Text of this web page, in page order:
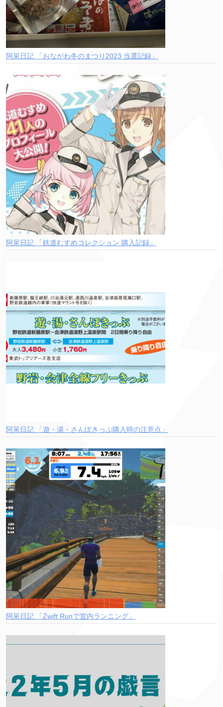
阿呆日記 「おながわ冬のまつり2023 当選記録」
阿呆日記 「鉄道むすめコレクション 購入記録」
阿呆日記 「遊・湯・さんぽきっぷ購入時の注意点」
阿呆日記 「Zwift Runで室内ランニング」